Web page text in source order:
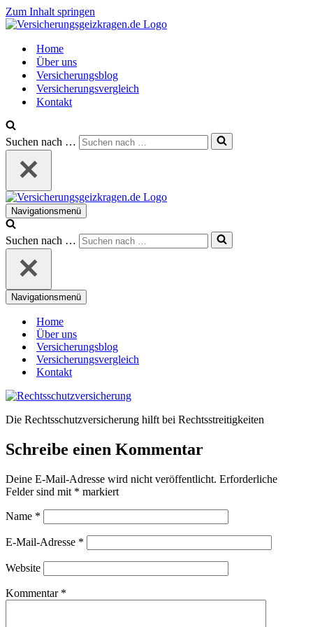
Zum Inhalt springen
Home
Über uns
Versicherungsblog
Versicherungsvergleich
Kontakt
Suchen nach …
Navigationsmenü
Suchen nach …
Navigationsmenü
Home
Über uns
Versicherungsblog
Versicherungsvergleich
Kontakt
Die Rechtsschutzversicherung hilft bei Rechtsstreitigkeiten
Schreibe einen Kommentar
Deine E-Mail-Adresse wird nicht veröffentlicht. Erforderliche
Felder sind mit * markiert
Name *
E-Mail-Adresse *
Website
Kommentar *